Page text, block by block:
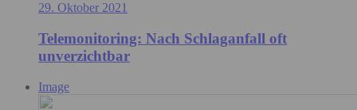
29. Oktober 2021
Telemonitoring: Nach Schlaganfall oft
unverzichtbar
Image